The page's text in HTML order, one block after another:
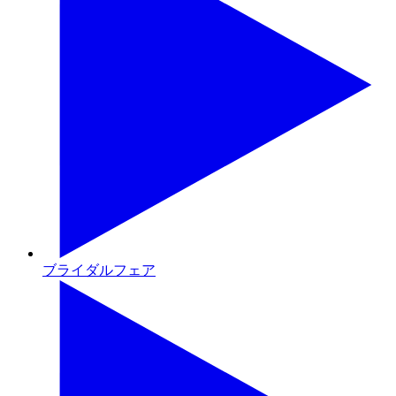
ブライダルフェア